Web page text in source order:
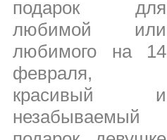
подарок для
любимой или
любимого на 14
февраля,
красивый и
незабываемый